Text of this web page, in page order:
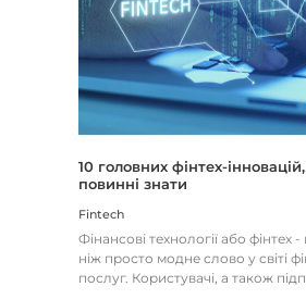
10 головних фінтех-
повинні знати
Fintech
Фінансові технології або фінтех -
ніж просто модне слово у світі
послуг. Користувачі, а також